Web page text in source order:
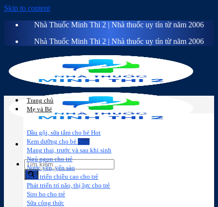
Skip to content
Nhà Thuốc Minh Thi 2 | Nhà thuốc uy tín từ năm 2006
Nhà Thuốc Minh Thi 2 | Nhà thuốc uy tín từ năm 2006
Sữa công
thức
Trang chủ
Mẹ và Bé
Dầu gội, sữa tắm cho bé
Kem dưỡng cho bé
Mang thai, trước và sau khi sinh
Ngủ ngon cho trẻ
Nước yến, yến sào
Phát triển chiều cao cho trẻ
Phát triển trí não, thị lực cho trẻ
Siro ho cho trẻ
Sữa công thức